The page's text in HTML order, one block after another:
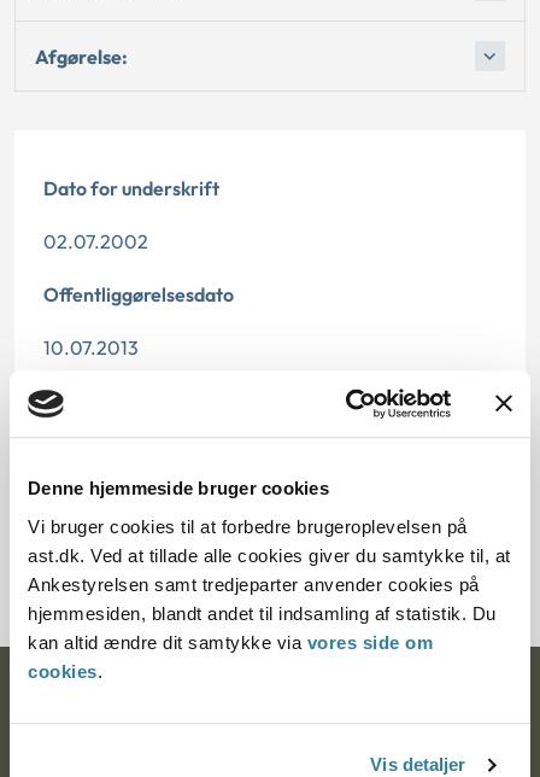
Denne hjemmeside bruger cookies
Vi bruger cookies til at forbedre brugeroplevelsen på
ast.dk. Ved at tillade alle cookies giver du samtykke til, at
Ankestyrelsen samt tredjeparter anvender cookies på
hjemmesiden, blandt andet til indsamling af statistik. Du
kan altid ændre dit samtykke via vores side om
cookies.
Vis detaljer
Afgørelse:
Dato for underskrift
02.07.2002
Offentliggørelsesdato
10.07.2013
Paragraf
200629-01